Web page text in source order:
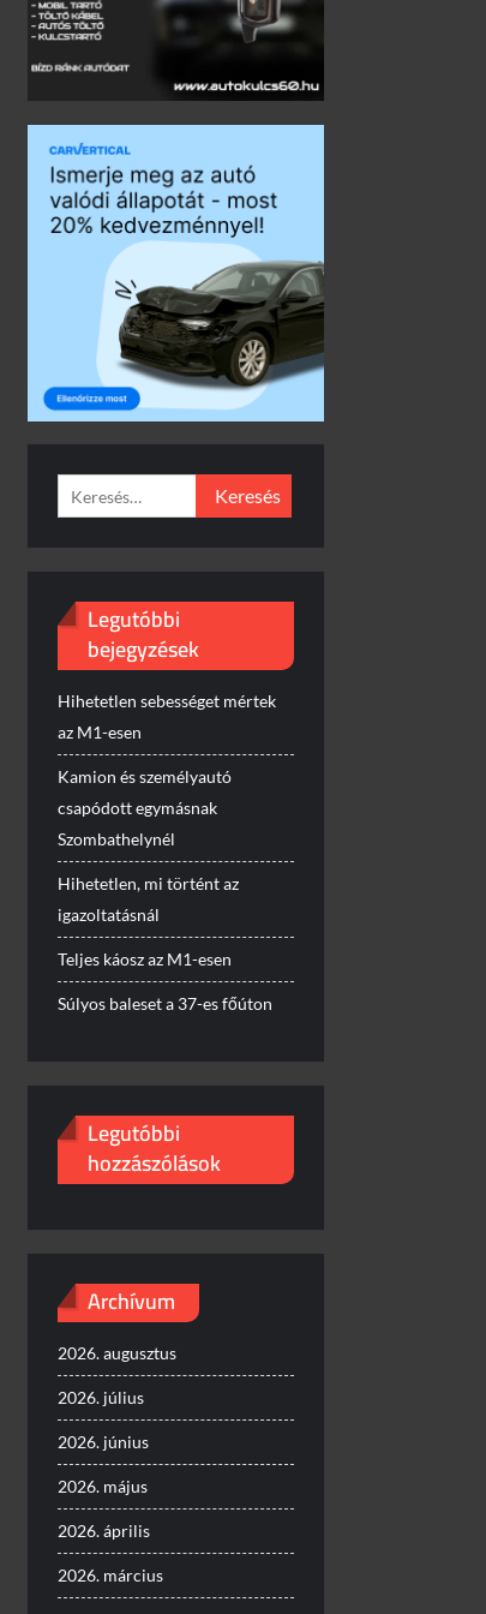
Keresés:
Legutóbbi
bejegyzések
Hihetetlen sebességet mértek
az M1-esen
Kamion és személyautó
csapódott egymásnak
Szombathelynél
Hihetetlen, mi történt az
igazoltatásnál
Teljes káosz az M1-esen
Súlyos baleset a 37-es főúton
Legutóbbi
hozzászólások
Archívum
2026. augusztus
2026. július
2026. június
2026. május
2026. április
2026. március